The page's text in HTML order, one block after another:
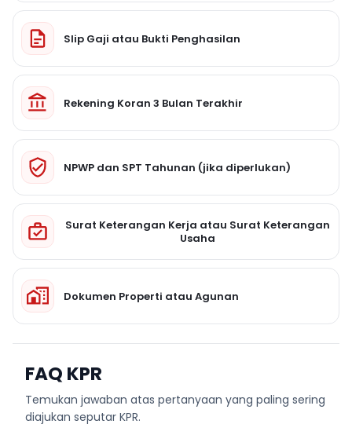
Slip Gaji atau Bukti Penghasilan
Rekening Koran 3 Bulan Terakhir
NPWP dan SPT Tahunan (jika diperlukan)
Surat Keterangan Kerja atau Surat Keterangan
Usaha
Dokumen Properti atau Agunan
FAQ KPR
Temukan jawaban atas pertanyaan yang paling sering
diajukan seputar KPR.